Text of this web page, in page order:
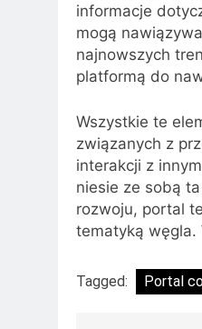
informacje
mogą
najnowszych
platformą do
Wszystkie te
związanych z
interakcji z
niesie ze sobą
rozwoju, portal
tematyką węgla.
Tagged: Portal